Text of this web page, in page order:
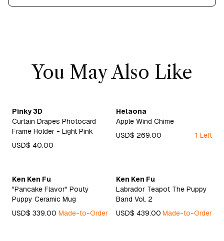
You May Also Like
Pinky 3D
Curtain Drapes Photocard
Frame Holder - Light Pink
USD$ 40.00
Helaona
Apple Wind Chime
USD$ 269.00
1 Left
Ken Ken Fu
"Pancake Flavor" Pouty
Puppy Ceramic Mug
USD$ 339.00 Made-to-Order
Ken Ken Fu
Labrador Teapot The Puppy
Band Vol. 2
USD$ 439.00 Made-to-Order